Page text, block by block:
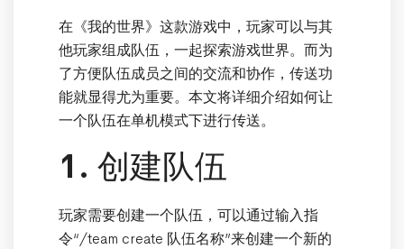
在《我的世界》这款游戏中，玩家可以与其
他玩家组成队伍，一起探索游戏世界。而为
了方便队伍成员之间的交流和协作，传送功
能就显得尤为重要。本文将详细介绍如何让
一个队伍在单机模式下进行传送。
1. 创建队伍
玩家需要创建一个队伍，可以通过输入指
令“/team create 队伍名称”来创建一个新的